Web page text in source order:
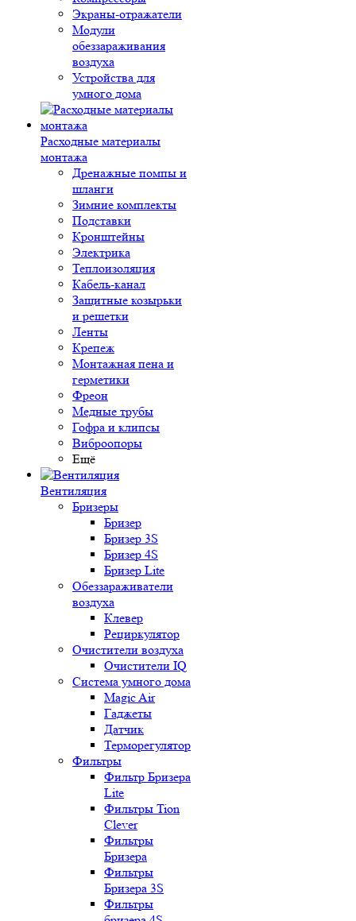
Экраны-отражатели
Модули
обеззараживания
воздуха
Устройства для
умного дома
Расходные материалы
монтажа
Дренажные помпы и
шланги
Зимние комплекты
Подставки
Кронштейны
Электрика
Теплоизоляция
Кабель-канал
Защитные козырьки
и решетки
Ленты
Крепеж
Монтажная пена и
герметики
Фреон
Медные трубы
Гофра и клипсы
Виброопоры
Ещё
Вентиляция
Бризеры
Бризер
Бризер 3S
Бризер 4S
Бризер Lite
Обеззараживатели
воздуха
Клевер
Рециркулятор
Очистители воздуха
Очистители IQ
Система умного дома
Magic Air
Гаджеты
Датчик
Терморегулятор
Фильтры
Фильтр Бризера
Lite
Фильтры Tion
Clever
Фильтры
Бризера
Фильтры
Бризера 3S
Фильтры